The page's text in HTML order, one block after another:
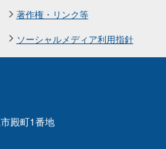
著作権・リンク等
ソーシャルメディア利用指針
殿町1番地